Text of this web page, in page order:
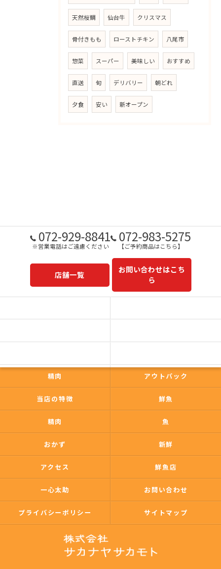
天然桜鯛 仙台牛 クリスマス
骨付きもも ローストチキン 八尾市
惣菜 スーパー 美味しい おすすめ
直送 旬 デリバリー 朝どれ
夕食 安い 新オープン
072-929-8841
※営業電話はご遠慮ください
072-983-5275
【ご予約商品はこちら】
店舗一覧
お問い合わせはこち
ら
精肉 アウトパック
当店の特徴 鮮魚
精肉 魚
おかず 新鮮
アクセス 鮮魚店
一心太助 お問い合わせ
プライバシーポリシー サイトマップ